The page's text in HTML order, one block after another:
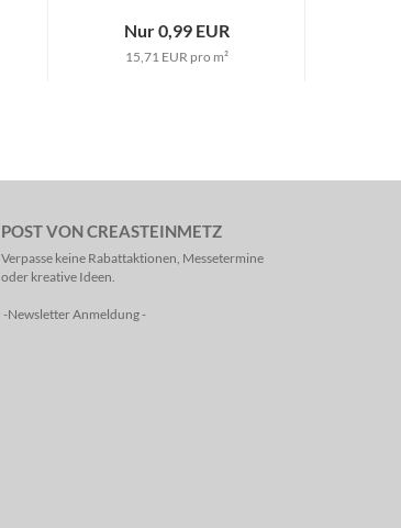
Nur 0,99 EUR
15,71 EUR pro m²
POST VON CREASTEINMETZ
Verpasse keine Rabattaktionen, Messetermine
oder kreative Ideen.
-Newsletter Anmeldung -